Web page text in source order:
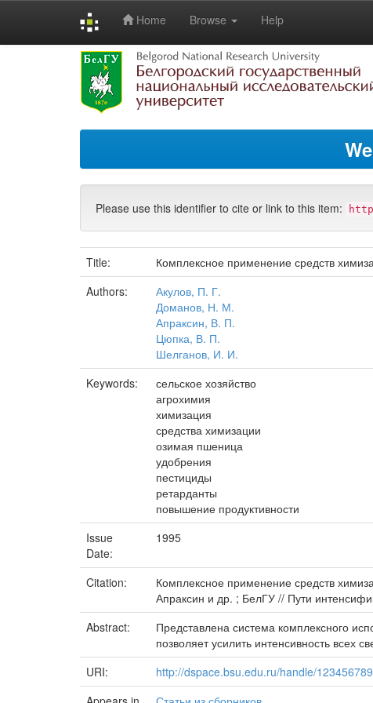
Home Browse Help
Please use this identifier to cite or link to this item:
Title:
Комплексное применение средств
Authors:
Акулов, П. Г.
Доманов, Н. М.
Апраксин, В. П.
Цюпка, В. П.
Шелганов, И. И.
Keywords:
сельское хозяйство
агрохимия
химизация
средства химизации
озимая пшеница
удобрения
пестициды
ретарданты
повышение продуктивности
Issue
Date:
1995
Citation:
Комплексное применение средств
Апраксин и др. ; БелГУ // Пути
Abstract:
Представлена система комплексного
позволяет усилить интенсивность всех
URI:
http://dspace.bsu.edu.ru/handle/